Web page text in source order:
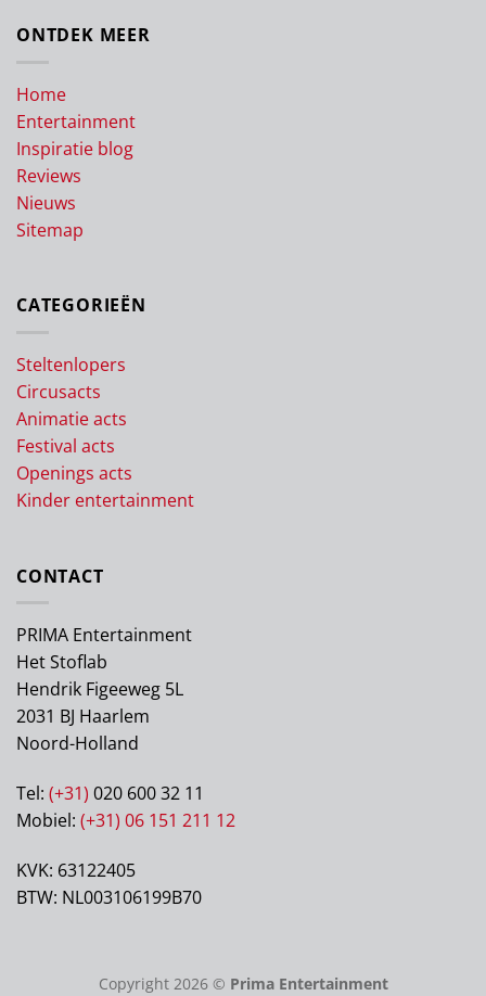
ONTDEK MEER
Home
Entertainment
Inspiratie blog
Reviews
Nieuws
Sitemap
CATEGORIEËN
Steltenlopers
Circusacts
Animatie acts
Festival acts
Openings acts
Kinder entertainment
CONTACT
PRIMA Entertainment
Het Stoflab
Hendrik Figeeweg 5L
2031 BJ Haarlem
Noord-Holland
Tel: (+31) 020 600 32 11
Mobiel: (+31) 06 151 211 12
KVK: 63122405
BTW: NL003106199B70
Copyright 2026 © Prima Entertainment